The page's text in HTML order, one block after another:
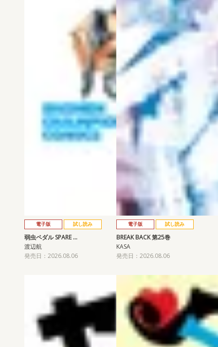
電子版 試し読み
弱虫ペダル SPARE …
渡辺航
発売日：2026.08.06
電子版 試し読み
BREAK BACK 第25巻
KASA
発売日：2026.08.06